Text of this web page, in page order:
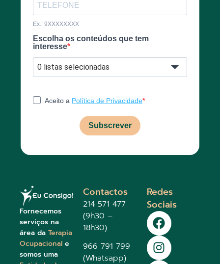
Ex.: 9XXXXXXXX
Escolha os conteúdos que tem
interesse
0 listas selecionadas
Aceito a Política de Privacidade
Subscrever
Fornecemos
serviços na
área da Terapia
Ocupacional e
somos uma
Contactos
214 571 477
(9h30 –
18h30)
966 791 799
(Whatsapp)
Redes
Sociais